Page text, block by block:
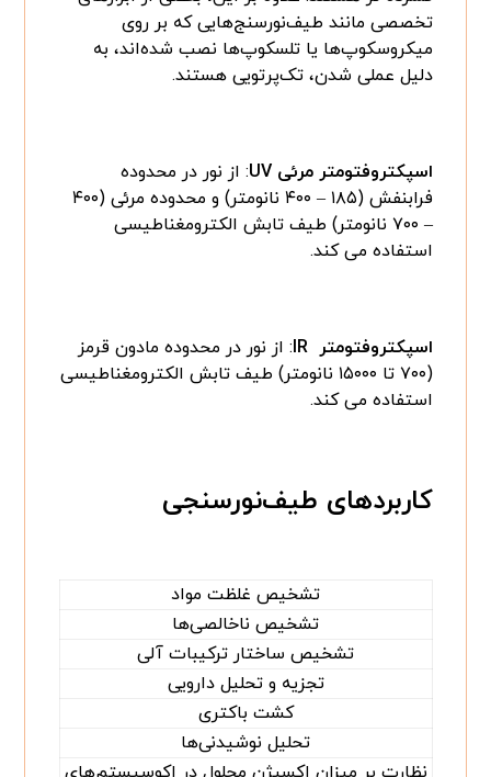
تخصصی مانند طیف‌نورسنج‌هایی که بر روی
میکروسکوپ‌ها یا تلسکوپ‌ها نصب شده‌اند، به
دلیل عملی شدن، تک‌پرتویی هستند.
اسپکتروفتومتر مرئی UV
: از نور در محدوده
فرابنفش (۱۸۵ – ۴۰۰ نانومتر) و محدوده مرئی (۴۰۰
– ۷۰۰ نانومتر) طیف تابش الکترومغناطیسی
استفاده می کند.
اسپکتروفتومتر IR
: از نور در محدوده مادون قرمز
(۷۰۰ تا ۱۵۰۰۰ نانومتر) طیف تابش الکترومغناطیسی
استفاده می کند.
کاربردهای طیف‌‌نورسنجی
تشخیص غلظت مواد
تشخیص ناخالصی‌ها
تشخیص ساختار ترکیبات آلی
تجزیه و تحلیل دارویی
کشت باکتری
تحلیل نوشیدنی‌ها